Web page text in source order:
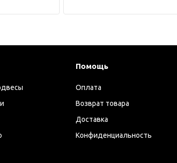
Помощь
Оплата
Возврат товара
Доставка
Конфиденциальность